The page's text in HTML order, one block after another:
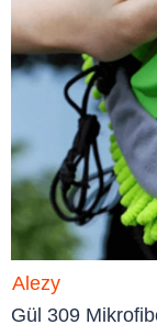
Gül 309
Alezy